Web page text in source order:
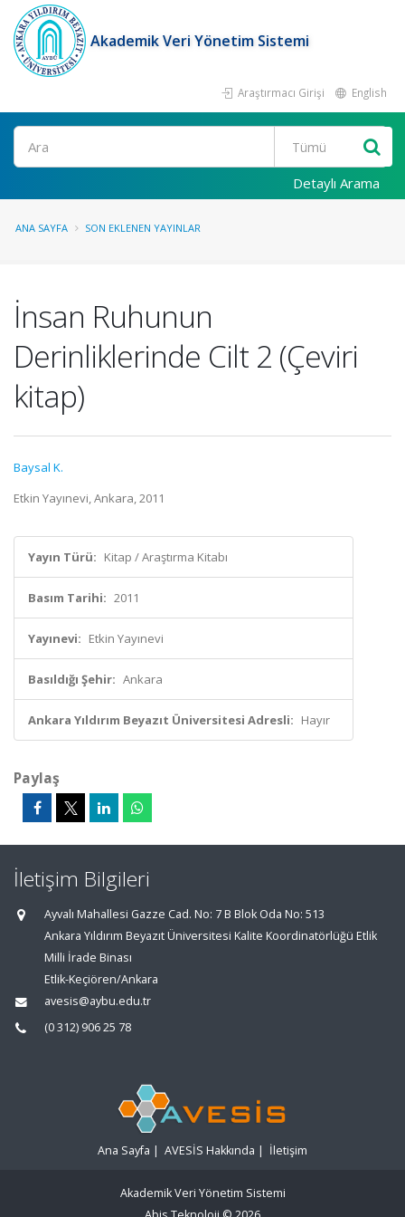
Akademik Veri Yönetim Sistemi
Araştırmacı Girişi English
Ara
Detaylı Arama
ANA SAYFA SON EKLENEN YAYINLAR
İnsan Ruhunun
Derinliklerinde Cilt 2 (Çeviri
kitap)
Baysal K.
Etkin Yayınevi, Ankara, 2011
Yayın Türü: Kitap / Araştırma Kitabı
Basım Tarihi: 2011
Yayınevi: Etkin Yayınevi
Basıldığı Şehir: Ankara
Ankara Yıldırım Beyazıt Üniversitesi Adresli: Hayır
Paylaş
İletişim Bilgileri
Ayvalı Mahallesi Gazze Cad. No: 7 B Blok Oda No: 513
Ankara Yıldırım Beyazıt Üniversitesi Kalite Koordinatörlüğü Etlik
Milli İrade Binası
Etlik-Keçiören/Ankara
avesis@aybu.edu.tr
(0 312) 906 25 78
Ana Sayfa | AVESİS Hakkında | İletişim
Akademik Veri Yönetim Sistemi